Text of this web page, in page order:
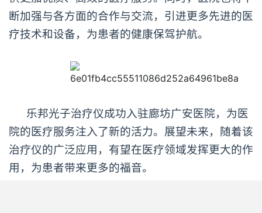
断加强与各方面的合作与交流，引进更多先进的医
疗技术和设备，为患者的健康保驾护航。
乐邦光子治疗仪成功入驻廊坊广安医院，为医
院的医疗服务注入了新的活力。展望未来，随着该
治疗仪的广泛应用，有望在医疗领域发挥更大的作
用，为患者带来更多的福音。